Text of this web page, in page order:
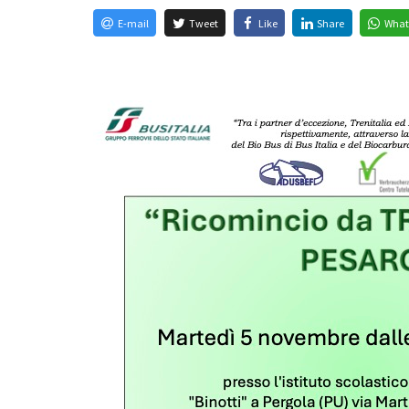
E-mail Tweet Like Share